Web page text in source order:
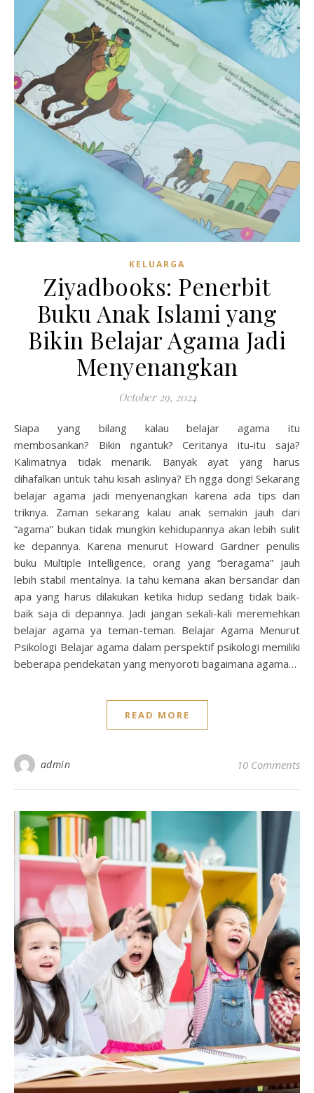
KELUARGA
Ziyadbooks: Penerbit
Buku Anak Islami yang
Bikin Belajar Agama Jadi
Menyenangkan
October 29, 2024
Siapa yang bilang kalau belajar agama itu
membosankan? Bikin ngantuk? Ceritanya itu-itu saja?
Kalimatnya tidak menarik. Banyak ayat yang harus
dihafalkan untuk tahu kisah aslinya? Eh ngga dong! Sekarang
belajar agama jadi menyenangkan karena ada tips dan
triknya. Zaman sekarang kalau anak semakin jauh dari
“agama” bukan tidak mungkin kehidupannya akan lebih sulit
ke depannya. Karena menurut Howard Gardner penulis
buku Multiple Intelligence, orang yang “beragama” jauh
lebih stabil mentalnya. Ia tahu kemana akan bersandar dan
apa yang harus dilakukan ketika hidup sedang tidak baik-
baik saja di depannya. Jadi jangan sekali-kali meremehkan
belajar agama ya teman-teman. Belajar Agama Menurut
Psikologi Belajar agama dalam perspektif psikologi memiliki
beberapa pendekatan yang menyoroti bagaimana agama…
READ MORE
admin 10 Comments